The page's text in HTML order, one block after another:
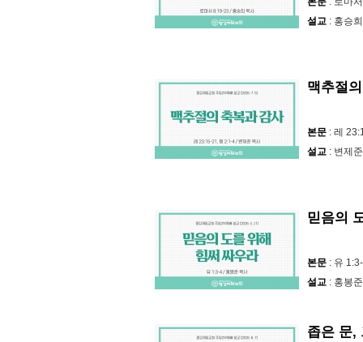
설교 : 홍승
맥추절
본문 : 레
설교 : 변제
믿음의
본문 : 유
설교 : 홍봉
좁은 문,